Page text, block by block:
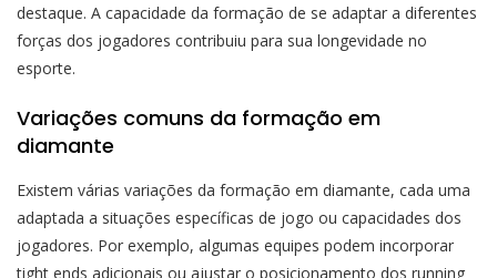
destaque. A capacidade da formação de se adaptar a diferentes
forças dos jogadores contribuiu para sua longevidade no
esporte.
Variações comuns da formação em
diamante
Existem várias variações da formação em diamante, cada uma
adaptada a situações específicas de jogo ou capacidades dos
jogadores. Por exemplo, algumas equipes podem incorporar
tight ends adicionais ou ajustar o posicionamento dos running